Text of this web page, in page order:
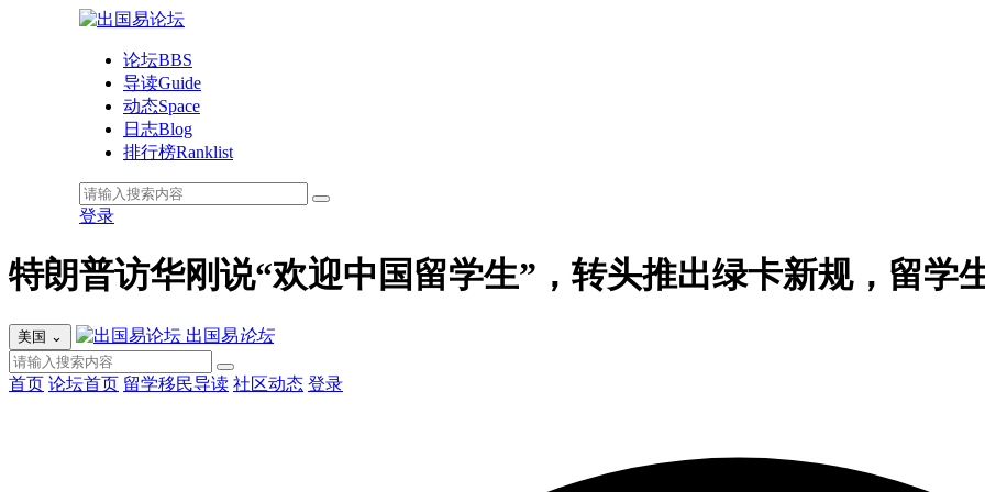
论坛BBS
导读Guide
动态Space
日志Blog
排行榜Ranklist
登录
特朗普访华刚说“欢迎中国留学生”，转头推出绿卡新规，留学
美国 ⌄ 出国易论坛
首页 论坛首页 留学移民导读 社区动态 登录